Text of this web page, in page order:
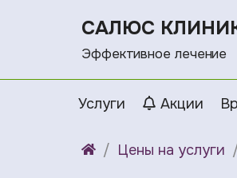
САЛЮС
Эффективное лечение
Услуги Акции
Цены на услуги